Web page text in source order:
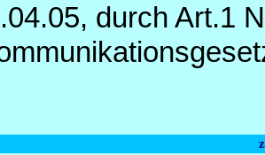
durch Art.1